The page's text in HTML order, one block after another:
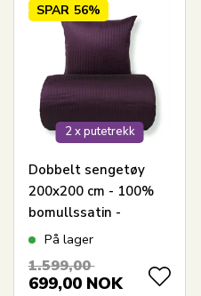
2 x putetrekk
SPAR 56%
Dobbelt sengetøy
200x200 cm - 100%
bomullssatin -
Klassiske lilla striper
På lager
1.599,00
699,00 NOK